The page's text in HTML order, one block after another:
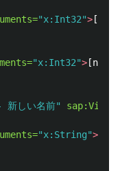
"x:Int32">
"x:Int32"> [new
新しい名前"
"x:String">